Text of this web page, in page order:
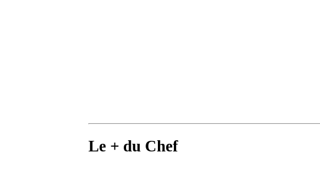
Le + du Chef